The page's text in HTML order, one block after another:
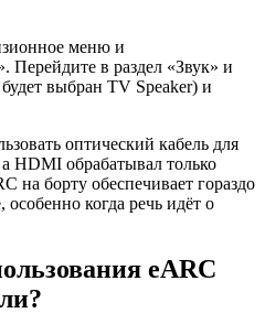
меню и
Перейдите в раздел «Звук» и
выбран TV Speaker) и
оптический кабель для
а HDMI обрабатывал только
на борту обеспечивает гораздо
когда речь идёт о
eARC